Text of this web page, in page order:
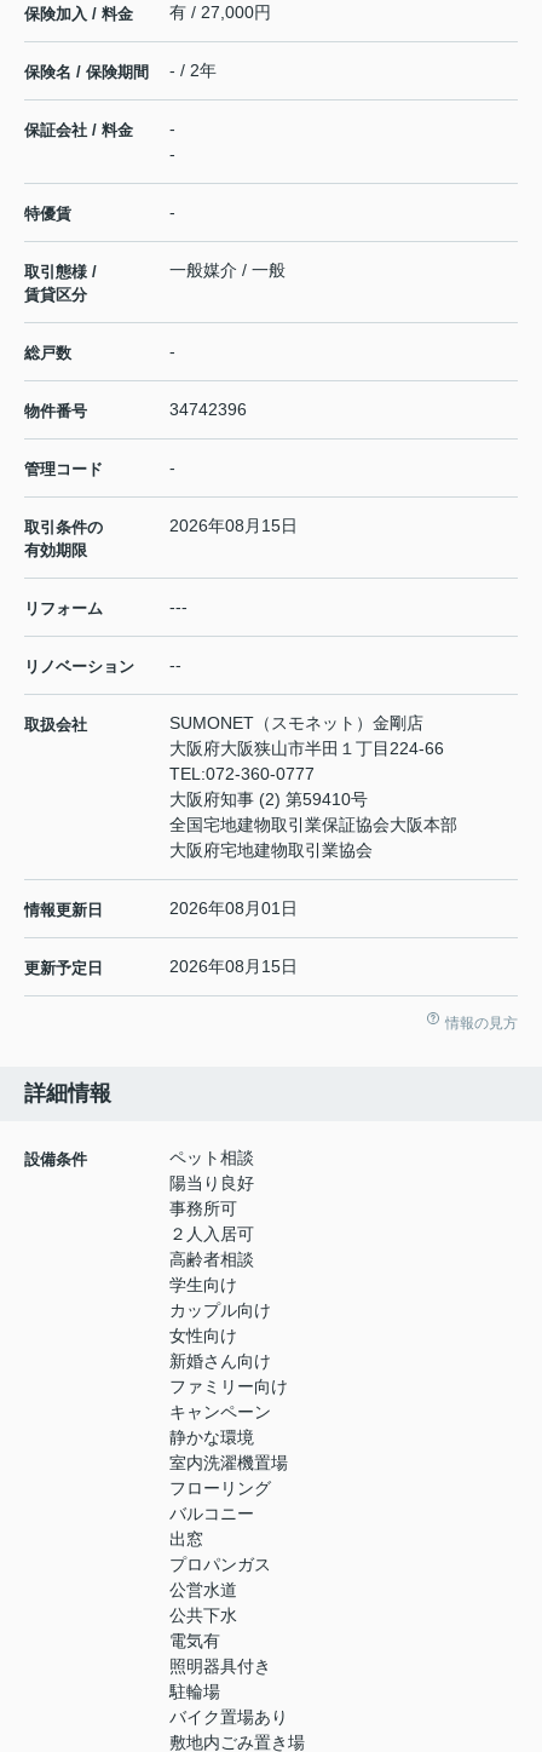
保険加入 / 料金 有 / 27,000円
保険名 / 保険期間 - / 2年
保証会社 / 料金
-
-
特優賃 -
取引態様 /
賃貸区分
一般媒介 / 一般
総戸数 -
物件番号 34742396
管理コード -
取引条件の
有効期限
2026年08月15日
リフォーム ---
リノベーション --
取扱会社
SUMONET（スモネット）金剛店
大阪府大阪狭山市半田１丁目224-66
TEL:072-360-0777
大阪府知事 (2) 第59410号
全国宅地建物取引業保証協会大阪本部
大阪府宅地建物取引業協会
情報更新日 2026年08月01日
更新予定日 2026年08月15日
情報の見方
詳細情報
設備条件
ペット相談
陽当り良好
事務所可
２人入居可
高齢者相談
学生向け
カップル向け
女性向け
新婚さん向け
ファミリー向け
キャンペーン
静かな環境
室内洗濯機置場
フローリング
バルコニー
出窓
プロパンガス
公営水道
公共下水
電気有
照明器具付き
駐輪場
バイク置場あり
敷地内ごみ置き場